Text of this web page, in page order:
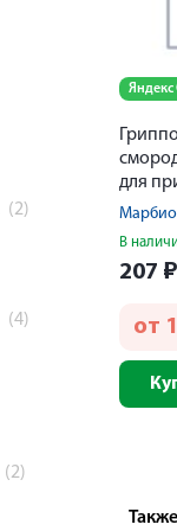
(2)
(4)
(2)
Яндекс
для
В
207 ₽
от